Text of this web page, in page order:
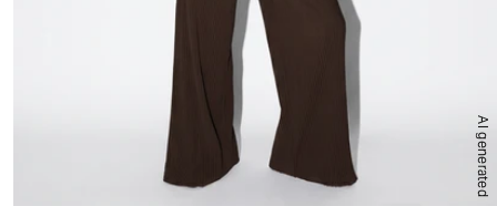
AI generated